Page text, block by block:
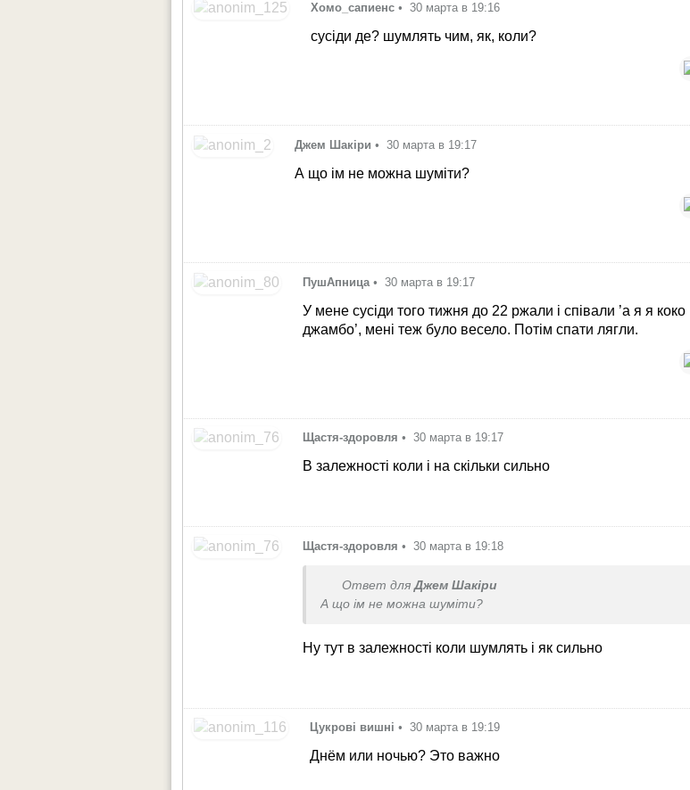
Хомо_сапиенс • 30 марта в 19:16
сусіди де? шумлять чим, як, коли?
Джем Шакіри • 30 марта в 19:17
А що ім не можна шуміти?
ПушАпница • 30 марта в 19:17
У мене сусіди того тижня до 22 ржали і співали ’а я я коко
джамбо’, мені теж було весело. Потім спати лягли.
Щастя-здоровля • 30 марта в 19:17
В залежності коли і на скільки сильно
Щастя-здоровля • 30 марта в 19:18
Ответ для Джем Шакіри
А що ім не можна шуміти?
Ну тут в залежності коли шумлять і як сильно
Цукрові вишні • 30 марта в 19:19
Днём или ночью? Это важно